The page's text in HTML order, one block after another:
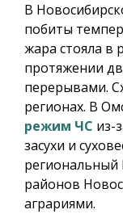
В
побиты
жара стояла в
протяжении
перерывами.
регионах. В
режим ЧС из-
засухи и
районов
аграриями.